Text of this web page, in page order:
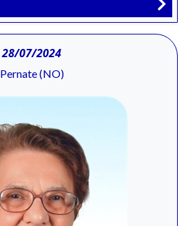
28/07/2024
Pernate (NO)